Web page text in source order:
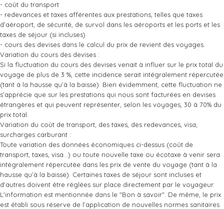
- coût du transport
- redevances et taxes afférentes aux prestations, telles que taxes
d’aéroport, de sécurité, de survol dans les aéroports et les ports et les
taxes de séjour (si incluses)
- cours des devises dans le calcul du prix de revient des voyages.
Variation du cours des devises :
Si la fluctuation du cours des devises venait à influer sur le prix total du
voyage de plus de 3 %, cette incidence serait intégralement répercutée
(tant à la hausse qu’à la baisse). Bien évidemment, cette fluctuation ne
s’apprécie que sur les prestations qui nous sont facturées en devises
étrangères et qui peuvent représenter, selon les voyages, 30 à 70% du
prix total.
Variation du coût de transport, des taxes, des redevances, visa,
surcharges carburant :
Toute variation des données économiques ci-dessus (coût de
transport, taxes, visa…) ou toute nouvelle taxe ou écotaxe à venir sera
intégralement répercutée dans les prix de vente du voyage (tant à la
hausse qu’à la baisse). Certaines taxes de séjour sont incluses et
d'autres doivent être réglées sur place directement par le voyageur.
L'information est mentionnée dans le "Bon à savoir". De même, le prix
est établi sous réserve de l’application de nouvelles normes sanitaires